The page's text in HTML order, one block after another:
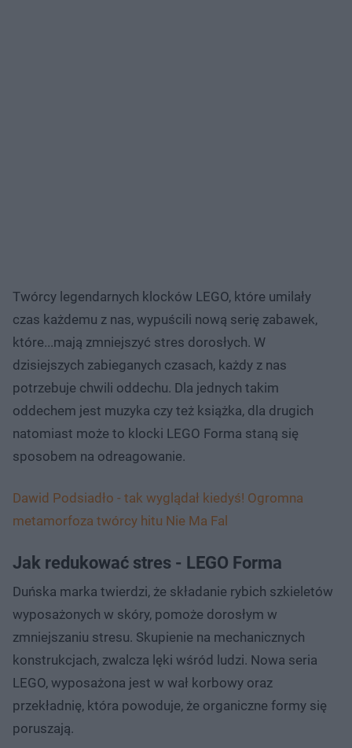
Twórcy legendarnych klocków LEGO, które umilały
czas każdemu z nas, wypuścili nową serię zabawek,
które...mają zmniejszyć stres dorosłych. W
dzisiejszych zabieganych czasach, każdy z nas
potrzebuje chwili oddechu. Dla jednych takim
oddechem jest muzyka czy też książka, dla drugich
natomiast może to klocki LEGO Forma staną się
sposobem na odreagowanie.
Dawid Podsiadło - tak wyglądał kiedyś! Ogromna
metamorfoza twórcy hitu Nie Ma Fal
Jak redukować stres - LEGO Forma
Duńska marka twierdzi, że składanie rybich szkieletów
wyposażonych w skóry, pomoże dorosłym w
zmniejszaniu stresu. Skupienie na mechanicznych
konstrukcjach, zwalcza lęki wśród ludzi. Nowa seria
LEGO, wyposażona jest w wał korbowy oraz
przekładnię, która powoduje, że organiczne formy się
poruszają.